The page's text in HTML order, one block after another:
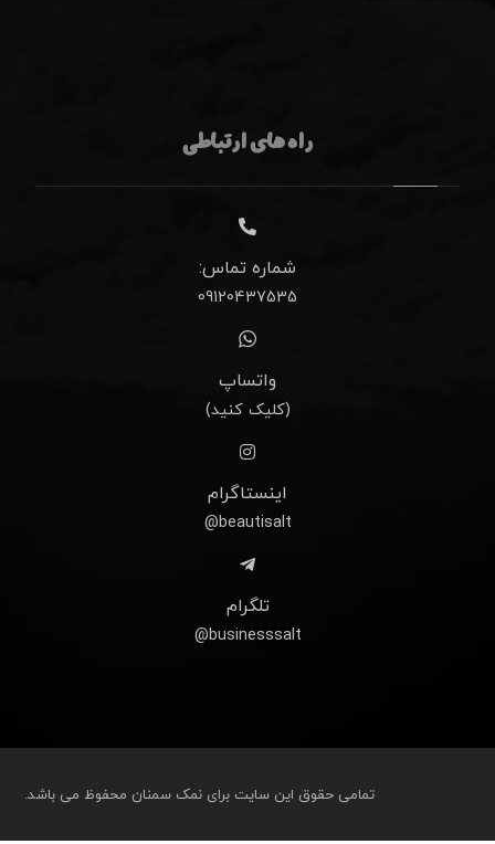
راه های ارتباطی
شماره تماس:
09120437535
واتساپ
(کلیک کنید)
اینستاگرام
beautisalt@
تلگرام
businesssalt@
تمامی حقوق این سایت برای نمک سمنان محفوظ می باشد.